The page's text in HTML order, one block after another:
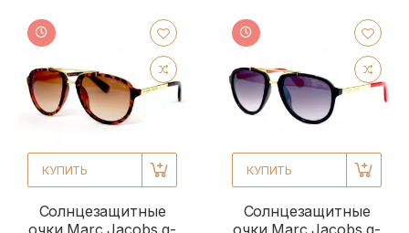
КУПИТЬ
Солнцезащитные
очки Marc Jacobs g-
КУПИТЬ
Солнцезащитные
очки Marc Jacobs g-